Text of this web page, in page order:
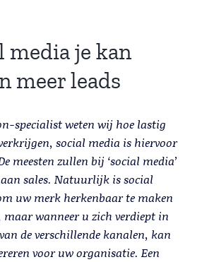
media je kan
meer leads
specialist weten wij hoe lastig
social media is hiervoor
meesten zullen bij ‘social media’
sales. Natuurlijk is social
uw merk herkenbaar te maken
wanneer u zich verdiept in
de verschillende kanalen, kan
voor uw organisatie. Een
Generation B2B
calling